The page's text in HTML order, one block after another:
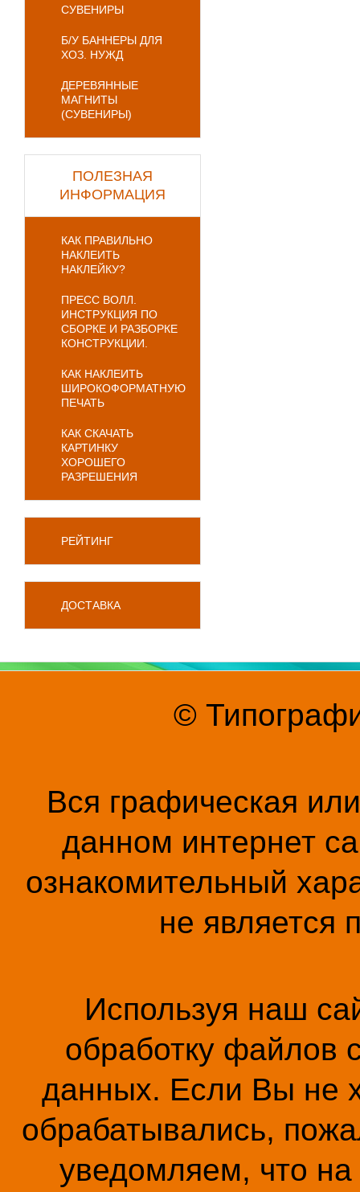
СУВЕНИРЫ
Б/У БАННЕРЫ ДЛЯ
ХОЗ. НУЖД
ДЕРЕВЯННЫЕ
МАГНИТЫ
(СУВЕНИРЫ)
ПОЛЕЗНАЯ
ИНФОРМАЦИЯ
КАК ПРАВИЛЬНО
НАКЛЕИТЬ
НАКЛЕЙКУ?
ПРЕСС ВОЛЛ.
ИНСТРУКЦИЯ ПО
СБОРКЕ И РАЗБОРКЕ
КОНСТРУКЦИИ.
КАК НАКЛЕИТЬ
ШИРОКОФОРМАТНУЮ
ПЕЧАТЬ
КАК СКАЧАТЬ
КАРТИНКУ
ХОРОШЕГО
РАЗРЕШЕНИЯ
РЕЙТИНГ
ДОСТАВКА
©
Вся графическая
данном интернет
ознакомительный
не является
Используя наш
обработку файлов
данных. Если Вы не
обрабатывались,
уведомляем, что на